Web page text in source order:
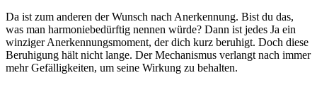
Da ist zum anderen der Wunsch nach Anerkennung. Bist du das,
was man harmoniebedürftig nennen würde? Dann ist jedes Ja ein
winziger Anerkennungsmoment, der dich kurz beruhigt. Doch diese
Beruhigung hält nicht lange. Der Mechanismus verlangt nach immer
mehr Gefälligkeiten, um seine Wirkung zu behalten.